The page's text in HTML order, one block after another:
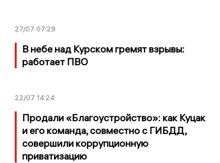
27/07 07:29
В небе над Курском гремят взрывы:
работает ПВО
22/07 14:24
Продали «Благоустройство»: как Куцак
и его команда, совместно с ГИБДД,
совершили коррупционную
приватизацию